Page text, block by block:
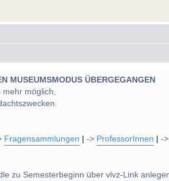
MUSEUMSMODUS ÜBERGEGANGEN
mehr möglich,
Fragensammlungen -> ProfessorInnen ->
zu Semesterbeginn über vlvz-Link